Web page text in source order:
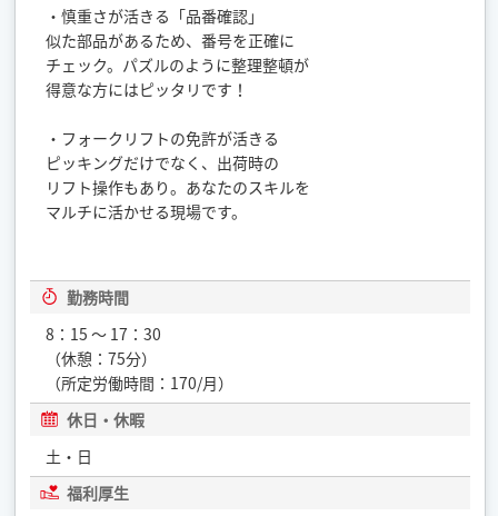
・慎重さが活きる「品番確認」
似た部品があるため、番号を正確に
チェック。パズルのように整理整頓が
得意な方にはピッタリです！
・フォークリフトの免許が活きる
ピッキングだけでなく、出荷時の
リフト操作もあり。あなたのスキルを
マルチに活かせる現場です。
勤務時間
8：15 ～ 17：30
（休憩：75分）
（所定労働時間：170/月）
休日・休暇
土・日
福利厚生